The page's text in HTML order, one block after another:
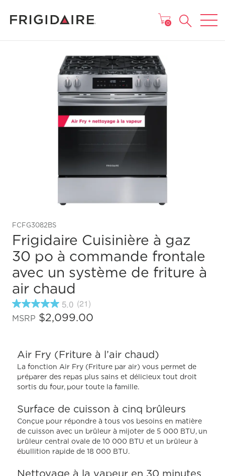
MENU
0
FCFG3082BS
Frigidaire Cuisinière à gaz
30 po à commande frontale
avec un système de friture à
air chaud
5.0
étoiles
sur
de
note
moyenne.
Read
21
Lien
vers
la
même
page.
5.0 (21)
MSRP $2,099.00
Air Fry (Friture à l’air chaud)
La fonction Air Fry (Friture par air) vous permet de
préparer des repas plus sains et délicieux tout droit
sortis du four, pour toute la famille.
Surface de cuisson à cinq brûleurs
Conçue pour répondre à tous vos besoins en matière
de cuisson avec un brûleur à mijoter de 5 000 BTU, un
brûleur central ovale de 10 000 BTU et un brûleur à
ébullition rapide de 18 000 BTU.
Nettoyage à la vapeur en 30 minutes